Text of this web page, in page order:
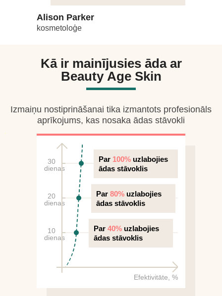
Alison Parker
kosmetoloģe
Kā ir mainījusies āda ar
Beauty Age Skin
Izmaiņu nostiprināšanai tika izmantots profesionāls
aprīkojums, kas nosaka ādas stāvokli
30
dienas
20
dienas
10
dienas
Par 100% uzlabojies
ādas stāvoklis
Par 80% uzlabojies
ādas stāvoklis
Par 40% uzlabojies
ādas stāvoklis
Efektivitāte, %